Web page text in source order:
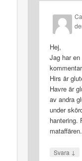
Hej,
Jag har
Hirs är
Havre är
av andra
under
hantering.
mataffären.
Svara ↓